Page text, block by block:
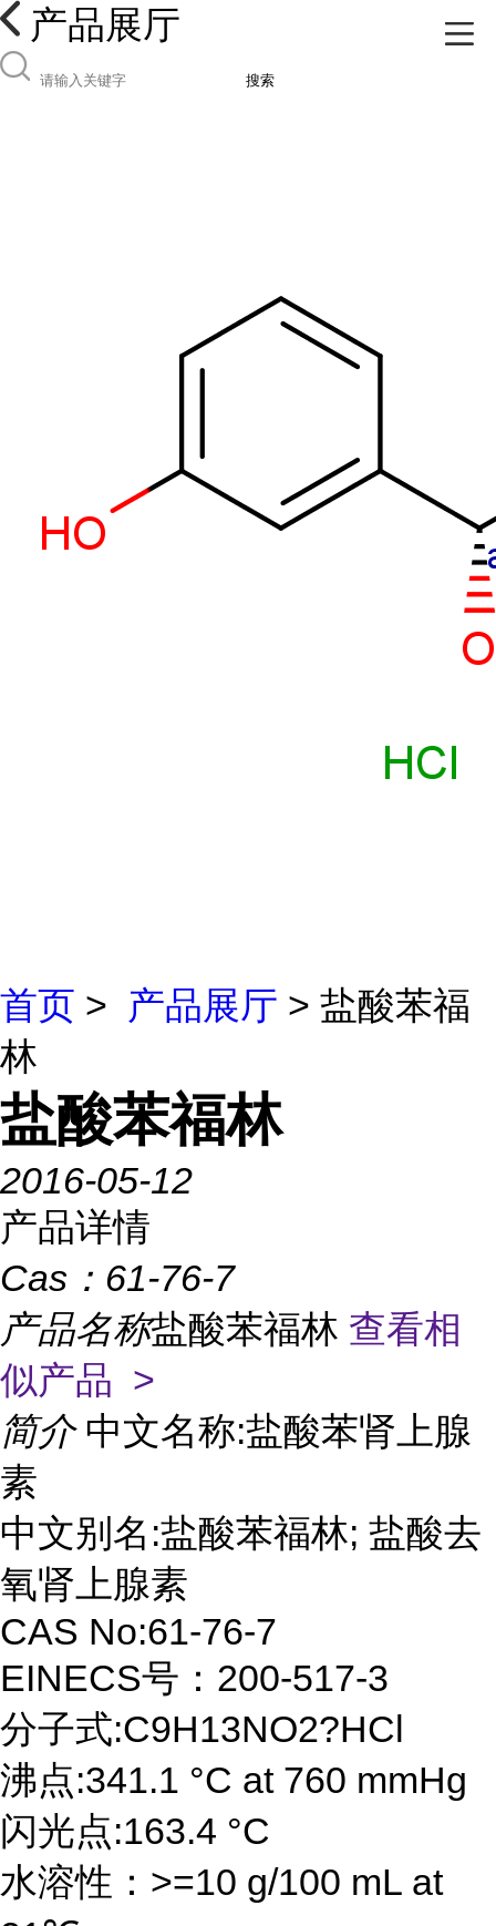
产品展厅
搜索
首页 > 产品展厅 > 盐酸苯福
林
盐酸苯福林
2016-05-12
产品详情
Cas： 61-76-7
产品名称盐酸苯福林 查看相
似产品 >
简介 中文名称:盐酸苯肾上腺
素
中文别名:盐酸苯福林; 盐酸去
氧肾上腺素
CAS No:61-76-7
EINECS号：200-517-3
分子式:C9H13NO2?HCl
沸点:341.1 °C at 760 mmHg
闪光点:163.4 °C
水溶性：>=10 g/100 mL at